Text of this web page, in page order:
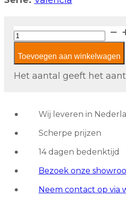
The
Mosaic
Factory
Valencia
VAL18M
Pink
aantal
Toevoegen aan winkelwagen
Het aantal geeft het
Wij leveren in
Scherpe prijzen
14 dagen bedenktijd
Bezoek onze
Neem contact op via